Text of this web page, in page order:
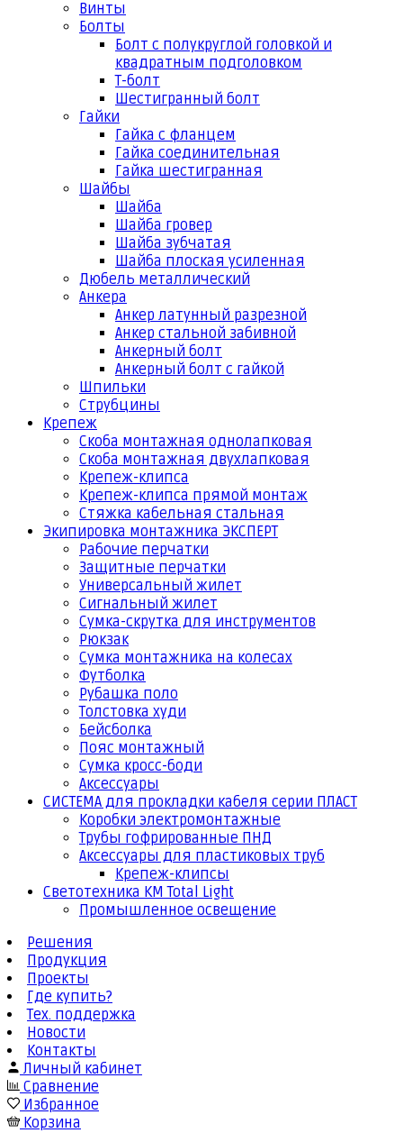
Винты
Болты
Болт с полукруглой головкой и
квадратным подголовком
Т-болт
Шестигранный болт
Гайки
Гайка с фланцем
Гайка соединительная
Гайка шестигранная
Шайбы
Шайба
Шайба гровер
Шайба зубчатая
Шайба плоская усиленная
Дюбель металлический
Анкера
Анкер латунный разрезной
Анкер стальной забивной
Анкерный болт
Анкерный болт с гайкой
Шпильки
Струбцины
Крепеж
Скоба монтажная однолапковая
Скоба монтажная двухлапковая
Крепеж-клипса
Крепеж-клипса прямой монтаж
Стяжка кабельная стальная
Экипировка монтажника ЭКСПЕРТ
Рабочие перчатки
Защитные перчатки
Универсальный жилет
Сигнальный жилет
Сумка-скрутка для инструментов
Рюкзак
Сумка монтажника на колесах
Футболка
Рубашка поло
Толстовка худи
Бейсболка
Пояс монтажный
Сумка кросс-боди
Аксессуары
СИСТЕМА для прокладки кабеля серии ПЛАСТ
Коробки электромонтажные
Трубы гофрированные ПНД
Аксессуары для пластиковых труб
Крепеж-клипсы
Светотехника КМ Total Light
Промышленное освещение
Решения
Продукция
Проекты
Где купить?
Тех. поддержка
Новости
Контакты
Личный кабинет
Сравнение
Избранное
Корзина